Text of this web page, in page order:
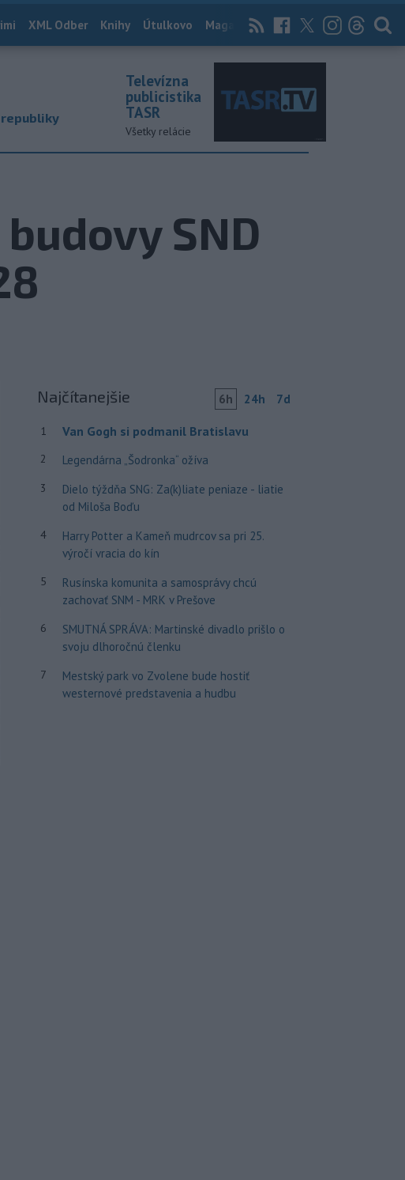
XML Odber Knihy Útulkovo Magazín News Now Archív
Televízna
publicistika
TASR
Všetky relácie
SND
Najčítanejšie 6h 24h 7d
1 Van Gogh si podmanil Bratislavu
2 Legendárna „Šodronka“ ožíva
3
Dielo týždňa SNG: Za(k)liate peniaze - liatie
od Miloša Boďu
4
Harry Potter a Kameň mudrcov sa pri 25.
výročí vracia do kín
5
Rusínska komunita a samosprávy chcú
zachovať SNM - MRK v Prešove
6
SMUTNÁ SPRÁVA: Martinské divadlo prišlo o
svoju dlhoročnú členku
7
Mestský park vo Zvolene bude hostiť
westernové predstavenia a hudbu